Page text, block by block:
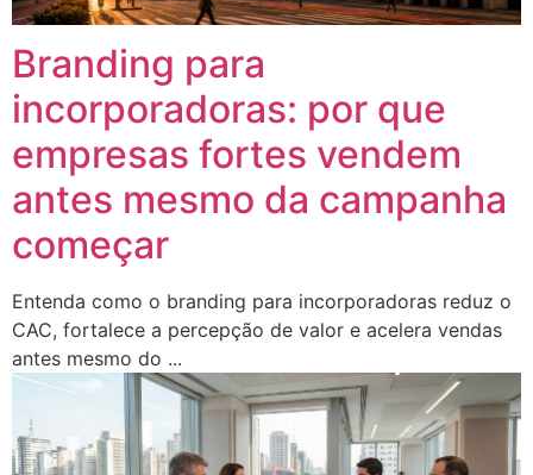
Branding para
incorporadoras: por que
empresas fortes vendem
antes mesmo da campanha
começar
Entenda como o branding para incorporadoras reduz o
CAC, fortalece a percepção de valor e acelera vendas
antes mesmo do ...